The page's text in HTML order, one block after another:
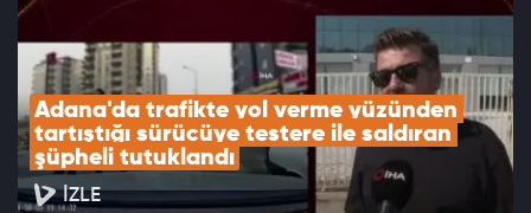
Adana'da trafikte yol verme yüzünden
tartıştığı sürücüye testere ile saldıran
şüpheli tutuklandı
İZLE